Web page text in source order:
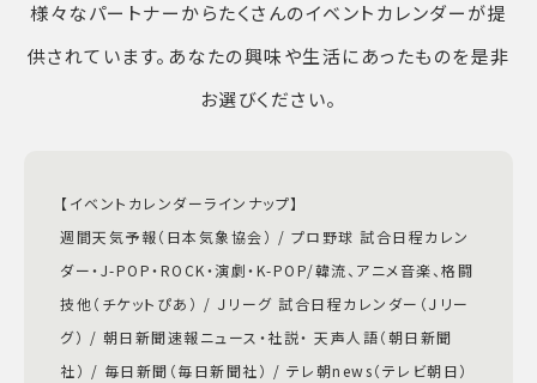
様々なパートナーからたくさんのイベントカレンダーが提
供されています。あなたの興味や生活にあったものを是非
お選びください。
【イベントカレンダーラインナップ】
週間天気予報（日本気象協会） / プロ野球 試合日程カレン
ダー・J-POP・ROCK・演劇・K-POP/韓流、アニメ音楽、格闘
技他（チケットぴあ） / Ｊリーグ 試合日程カレンダー（Ｊリー
グ） / 朝日新聞速報ニュース・社説・ 天声人語（朝日新聞
社） / 毎日新聞（毎日新聞社） / テレ朝news（テレビ朝日）